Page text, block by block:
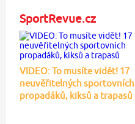
SportRevue.cz
VIDEO: To musíte vidět! 17
neuvěřitelných sportovních
propadáků, kiksů a trapasů